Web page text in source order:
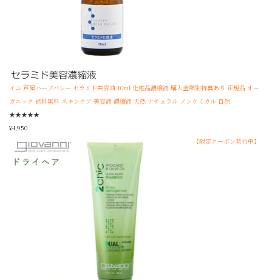
イユ 芦屋ハーブバレー セラミド美容油 10ml 化粧品濃縮液 購入金額別特典あり 正規品 オー
ガニック 送料無料 スキンケア 美容液 濃縮液 天然 ナチュラル ノンケミカル 自然
★★★★★
¥4,950
【限定クーポン発行中】